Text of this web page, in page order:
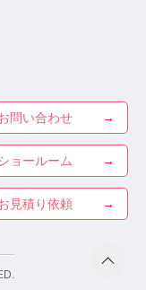
問い合わせ
ョールーム
見積り依頼